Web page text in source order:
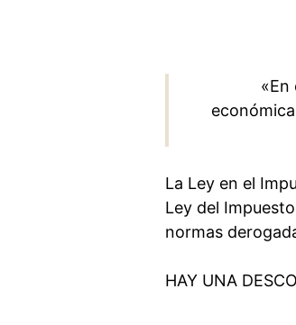
«En
La Ley en el
Ley del
normas
HAY UNA